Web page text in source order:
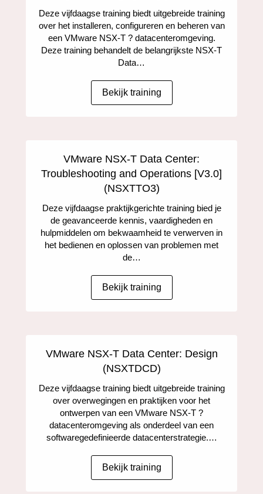
Deze vijfdaagse training biedt uitgebreide training
over het installeren, configureren en beheren van
een VMware NSX-T ? datacenteromgeving.
Deze training behandelt de belangrijkste NSX-T
Data…
Bekijk training
VMware NSX-T Data Center:
Troubleshooting and Operations [V3.0]
(NSXTTO3)
Deze vijfdaagse praktijkgerichte training bied je
de geavanceerde kennis, vaardigheden en
hulpmiddelen om bekwaamheid te verwerven in
het bedienen en oplossen van problemen met
de…
Bekijk training
VMware NSX-T Data Center: Design
(NSXTDCD)
Deze vijfdaagse training biedt uitgebreide training
over overwegingen en praktijken voor het
ontwerpen van een VMware NSX-T ?
datacenteromgeving als onderdeel van een
softwaregedefinieerde datacenterstrategie.…
Bekijk training